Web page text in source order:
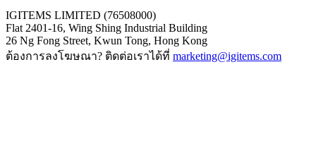
IGITEMS LIMITED (76508000)
Flat 2401-16, Wing Shing Industrial Building
26 Ng Fong Street, Kwun Tong, Hong Kong
ต้องการลงโฆษณา? ติดต่อเราได้ที่ marketing@igitems.com